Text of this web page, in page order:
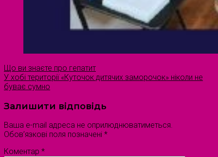
Що ви знаєте про гепатит
У хобі території «Куточок дитячих заморочок» ніколи не
буває сумно
Залишити відповідь
Ваша e-mail адреса не оприлюднюватиметься.
Обов’язкові поля позначені *
Коментар *